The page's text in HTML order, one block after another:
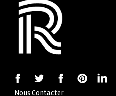
Nous Contacter